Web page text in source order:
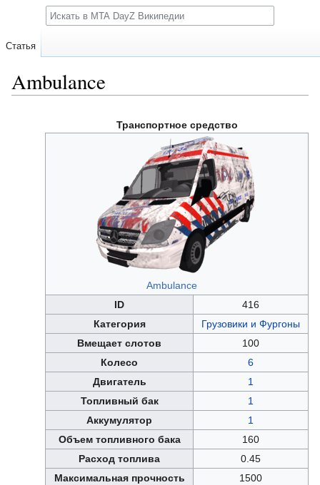
Ambulance
Транспортное средство
Ambulance
ID
416
Категория
Грузовики и Фургоны
Вмещает слотов
100
Колесо
6
Двигатель
1
Топливный бак
1
Аккумулятор
1
Объем топливного бака
160
Расход топлива
0.45
Максимальная прочность
1500
Статья